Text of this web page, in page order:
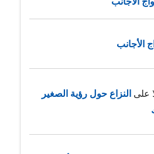
الأجانب
علىالنزاع حول رؤية الصغير